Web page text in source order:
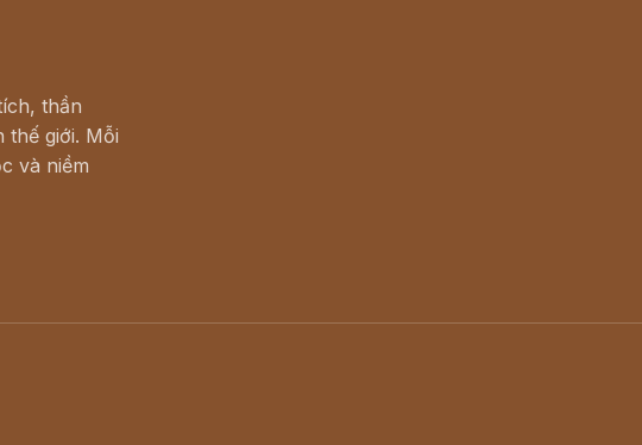
thần
giới. Mỗi
và niềm